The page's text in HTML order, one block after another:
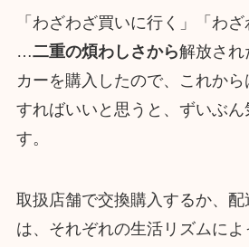
「わざわざ買いに行く」「わざ
…二重の煩わしさから解放され
カーを購入したので、これか
すればいいと思うと、ずいぶん
す。
取扱店舗で交換購入するか、
は、それぞれの生活リズムによ